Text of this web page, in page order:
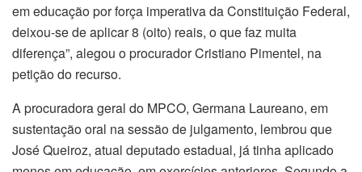
em educação por força imperativa da Constituição Federal,
deixou-se de aplicar 8 (oito) reais, o que faz muita
diferença”, alegou o procurador Cristiano Pimentel, na
petição do recurso.
A procuradora geral do MPCO, Germana Laureano, em
sustentação oral na sessão de julgamento, lembrou que
José Queiroz, atual deputado estadual, já tinha aplicado